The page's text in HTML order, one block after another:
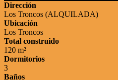
Dirección
Los Troncos (ALQUILADA)
Ubicación
Los Troncos
Total construido
120 m²
Dormitorios
3
Baños